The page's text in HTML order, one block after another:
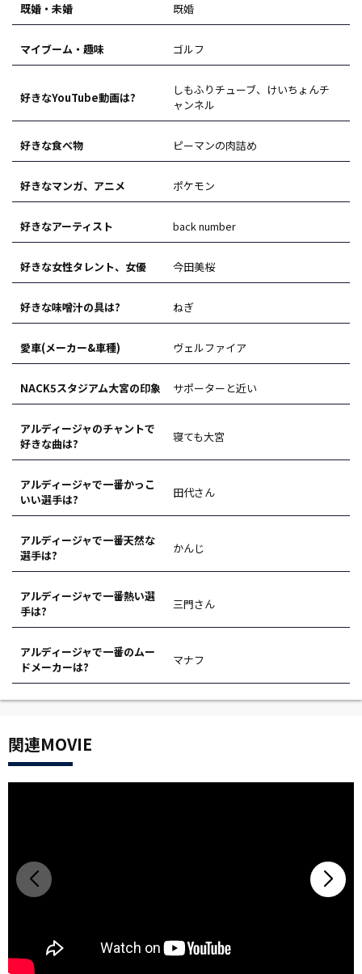
既婚・未婚 既婚
マイブーム・趣味 ゴルフ
好きなYouTube動画は?
しもふりチューブ、けいちょんチ
ャンネル
好きな食べ物 ピーマンの肉詰め
好きなマンガ、アニメ ポケモン
好きなアーティスト back number
好きな女性タレント、女優 今田美桜
好きな味噌汁の具は? ねぎ
愛車(メーカー&車種) ヴェルファイア
NACK5スタジアム大宮の印象 サポーターと近い
アルディージャのチャントで
好きな曲は?
寝ても大宮
アルディージャで一番かっこ
いい選手は?
田代さん
アルディージャで一番天然な
選手は?
かんじ
アルディージャで一番熱い選
手は?
三門さん
アルディージャで一番のムー
ドメーカーは?
マナフ
関連MOVIE